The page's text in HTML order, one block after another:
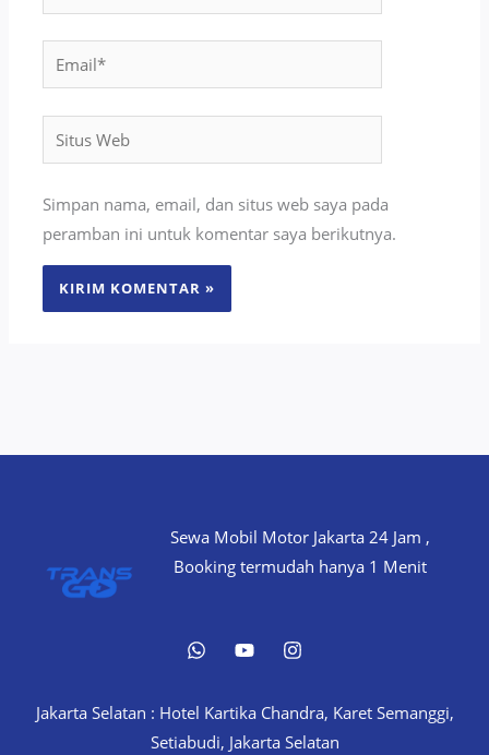
Email*
Web
Simpan nama, email, dan situs web saya pada
peramban ini untuk komentar saya berikutnya.
Sewa Mobil Motor Jakarta 24 Jam ,
Booking termudah hanya 1 Menit
Jakarta Selatan : Hotel Kartika Chandra, Karet Semanggi,
Setiabudi, Jakarta Selatan